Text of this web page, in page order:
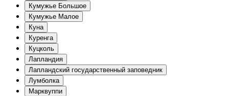
Кумужье Большое
Кумужье Малое
Куна
Куренга
Куцколь
Лапландия
Лапландский государственный заповедник
Лумболка
Марквуппи